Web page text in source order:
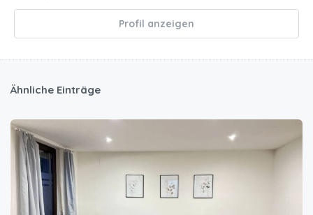
Profil anzeigen
Ähnliche Einträge